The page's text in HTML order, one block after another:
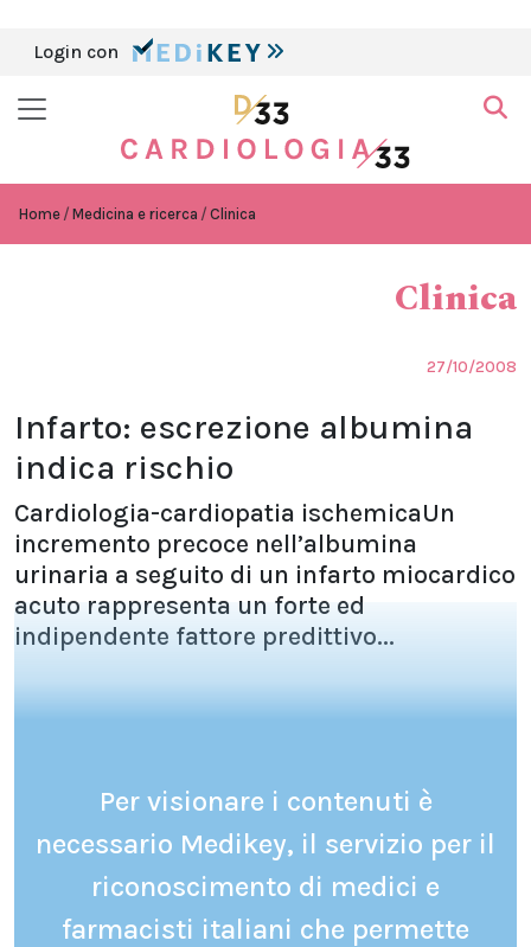
Login con
Home Medicina e ricerca Clinica
Clinica
27/10/2008
Infarto: escrezione albumina
indica rischio
Cardiologia-cardiopatia ischemicaUn
incremento precoce nell’albumina
urinaria a seguito di un infarto miocardico
acuto rappresenta un forte ed
indipendente fattore predittivo...
Per visionare i contenuti è
necessario Medikey, il servizio per il
riconoscimento di medici e
farmacisti italiani che permette